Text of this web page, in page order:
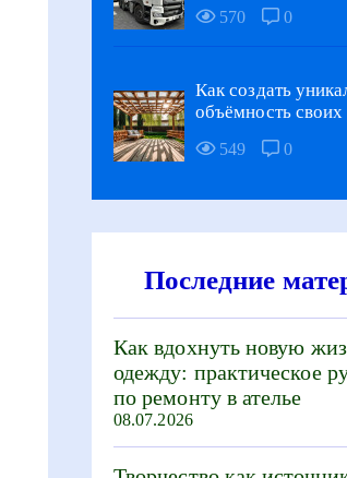
570 0
Как создать
объёмность своих
549 0
Последние
Как вдохнуть новую
одежду: практическое
по ремонту в ателье
08.07.2026